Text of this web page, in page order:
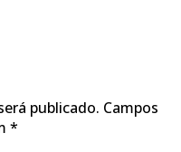
publicado. Campos
*